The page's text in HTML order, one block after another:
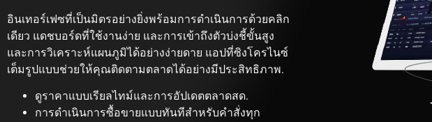
อินเทอร์เฟซที่เป็นมิตรอย่างยิ่งพร้อมการดำเนินการด้วยคลิก
เดียว แดชบอร์ดที่ใช้งานง่าย และการเข้าถึงตัวบ่งชี้ขั้นสูง
และการวิเคราะห์แผนภูมิได้อย่างง่ายดาย แอปที่ซิงโครไนซ์
เต็มรูปแบบช่วยให้คุณติดตามตลาดได้อย่างมีประสิทธิภาพ.
ดูราคาแบบเรียลไทม์และการอัปเดตตลาดสด.
การดำเนินการซื้อขายแบบทันทีสำหรับคำสั่งทุก